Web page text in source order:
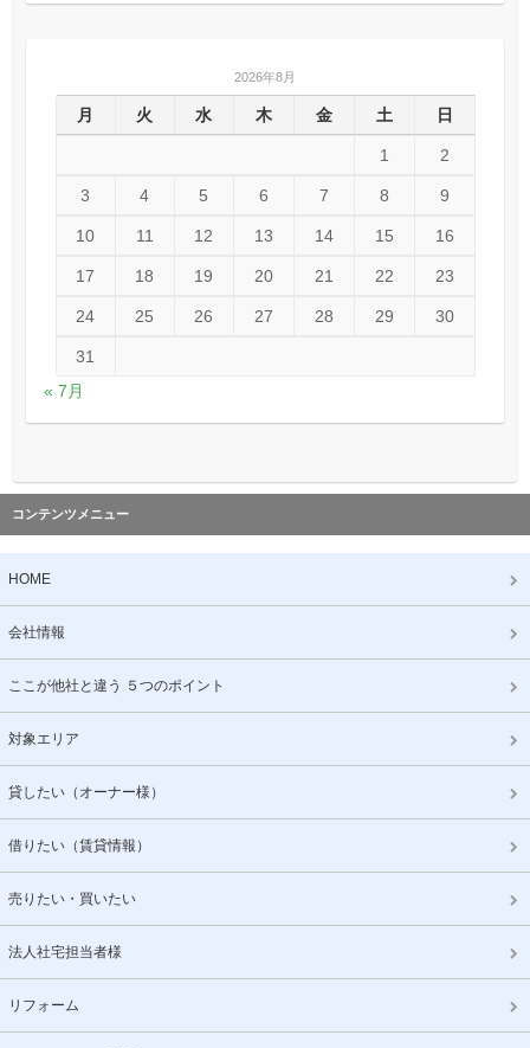
2026年8月
月 火 水 木 金 土 日
1 2
3 4 5 6 7 8 9
10 11 12 13 14 15 16
17 18 19 20 21 22 23
24 25 26 27 28 29 30
31
« 7月
コンテンツメニュー
HOME
会社情報
ここが他社と違う ５つのポイント
対象エリア
貸したい（オーナー様）
借りたい（賃貸情報）
売りたい・買いたい
法人社宅担当者様
リフォーム